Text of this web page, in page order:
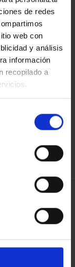
de redes
web con
y análisis
información
recopilado a